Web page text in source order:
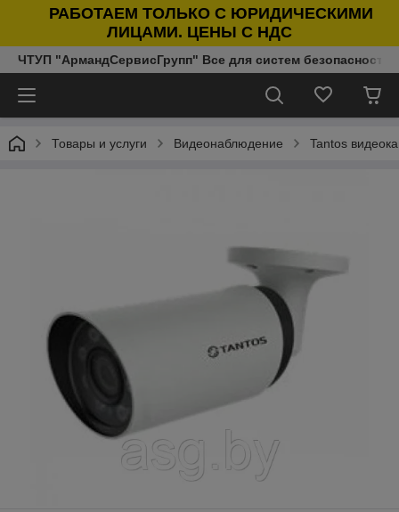
РАБОТАЕМ ТОЛЬКО С ЮРИДИЧЕСКИМИ
ЛИЦАМИ. ЦЕНЫ С НДС
ЧТУП "АрмандСервисГрупп" Все для систем безопасности
Товары и услуги Видеонаблюдение Tantos